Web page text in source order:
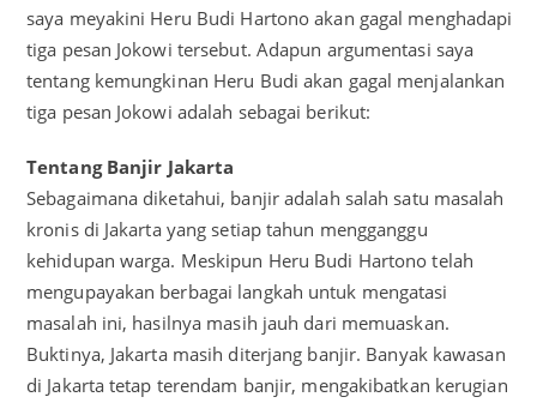
saya meyakini Heru Budi Hartono akan gagal menghadapi
tiga pesan Jokowi tersebut. Adapun argumentasi saya
tentang kemungkinan Heru Budi akan gagal menjalankan
tiga pesan Jokowi adalah sebagai berikut:
Tentang Banjir Jakarta
Sebagaimana diketahui, banjir adalah salah satu masalah
kronis di Jakarta yang setiap tahun mengganggu
kehidupan warga. Meskipun Heru Budi Hartono telah
mengupayakan berbagai langkah untuk mengatasi
masalah ini, hasilnya masih jauh dari memuaskan.
Buktinya, Jakarta masih diterjang banjir. Banyak kawasan
di Jakarta tetap terendam banjir, mengakibatkan kerugian